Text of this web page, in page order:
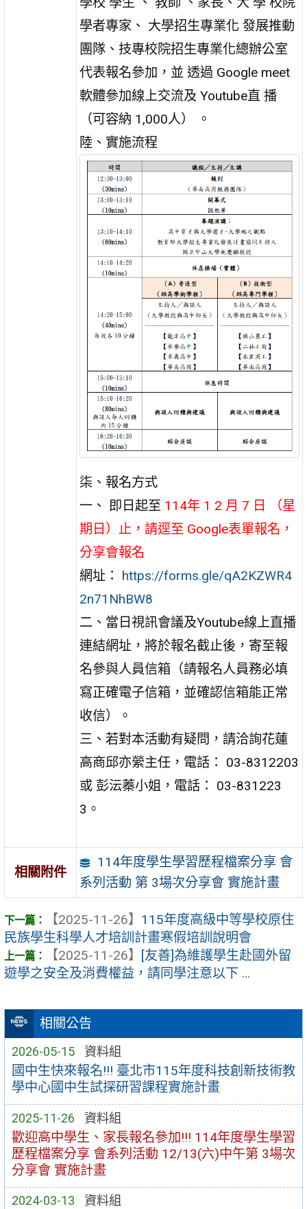
相關公告
2026-05-15 資料組
國中生快來報名!!! 臺北市115年度科技創新技術教
學中心國中生試探研習課程實施計畫
2025-11-26 資料組
歡迎高中學生、家長報名參加!!! 114年度學生學習
歷程檔案分享 會系列活動 12/13(六)中午第 3場次
分享會 實施計畫
2024-03-13 資料組
學者專家、 大學招生專業化 發展推動
團隊、技專校院招生專業化總辦公室
代表報名參加，並 透過 Google meet
軟體參加線上交流及 Youtube直 播
（可容納 1,000人） 。
陸、實施流程
柒、報名方式
一、 即日起至 114年 1 2 月 7 日 （星
期日）止，請逕至 Google表單報名，
分享會報名
網址： https://forms.gle/qA2KZWR4
2n71NhBW8
二、當日視訊會議及Youtube線上直播
連結網址，將於報名截止後，寄至報
名參與人員信箱（請報名人員務必填
寫正確電子信箱，並確認信箱能正常
收信）。
三、若對本活動有疑問，請洽詢花蓮
高商邱亦縈主任，電話： 03-8312203
或 彭沄蓁小姐，電話： 03-831223
3。
相關附件
114年度學生學習歷程檔案分享 會
系列活動 第 3場次分享會 實施計畫
【2025-11-26】 115年度高級中等學校原住
民族學生科學人才培訓計畫寒假培訓說明會
【2025-11-26】 [友善]為維護學生赴國外留
遊學之安全及消費權益，請同學注意以下 ...